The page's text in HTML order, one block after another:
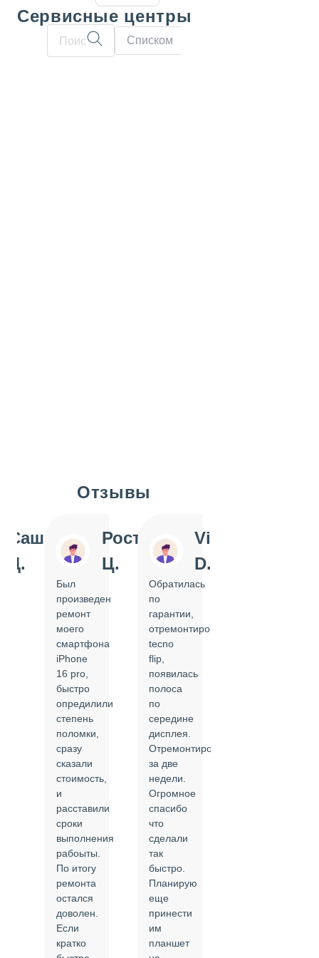
Сервисные центры
Списком
Отзывы
Саша
Д.
Ростислав
Ц.
Был
произведен
ремонт
моего
смартфона
iPhone
16 pro,
быстро
опредилили
степень
поломки,
сразу
сказали
стоимость,
и
расставили
сроки
выполнения
рабоыты.
По итогу
ремонта
остался
доволен.
Если
кратко
Vi
D.
Обратилась
по
гарантии,
отремонтировать
tecno
flip,
появилась
полоса
по
середине
дисплея.
Отремонтировали
за две
недели.
Огромное
спасибо
что
сделали
так
быстро.
Планирую
еще
принести
им
планшет